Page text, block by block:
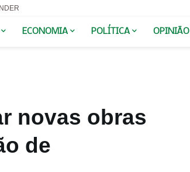
ECONOMIA POLÍTICA OPINIÃO
novas obras
de